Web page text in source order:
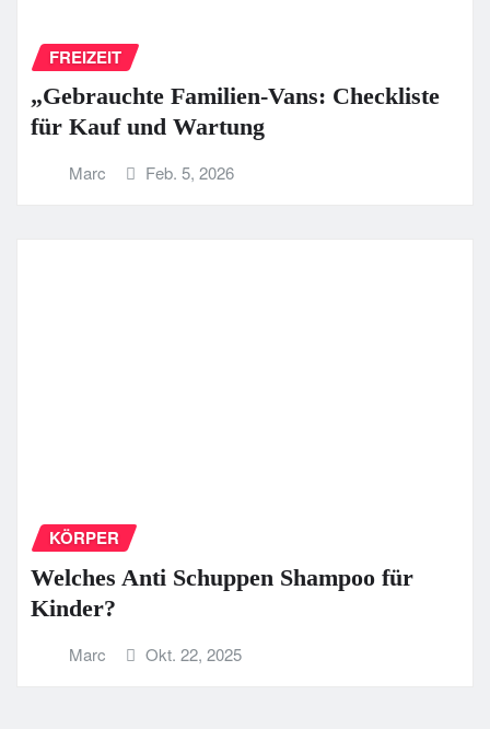
FREIZEIT
„Gebrauchte Familien-Vans: Checkliste
für Kauf und Wartung
Marc Feb. 5, 2026
KÖRPER
Welches Anti Schuppen Shampoo für
Kinder?
Marc Okt. 22, 2025